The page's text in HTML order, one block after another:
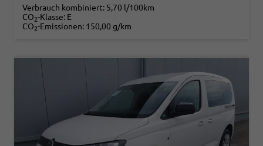
Verbrauch kombiniert: 5,70 l/100km
CO2-Klasse: E
CO2-Emissionen: 150,00 g/km